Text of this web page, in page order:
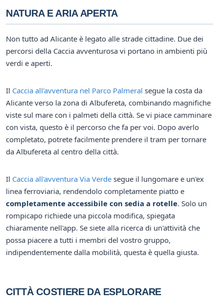
NATURA E ARIA APERTA
Non tutto ad Alicante è legato alle strade cittadine. Due dei
percorsi della Caccia avventurosa vi portano in ambienti più
verdi e aperti.
Il Caccia all'avventura nel Parco Palmeral segue la costa da
Alicante verso la zona di Albufereta, combinando magnifiche
viste sul mare con i palmeti della città. Se vi piace camminare
con vista, questo è il percorso che fa per voi. Dopo averlo
completato, potrete facilmente prendere il tram per tornare
da Albufereta al centro della città.
Il Caccia all'avventura Via Verde segue il lungomare e un'ex
linea ferroviaria, rendendolo completamente piatto e
completamente accessibile con sedia a rotelle. Solo un
rompicapo richiede una piccola modifica, spiegata
chiaramente nell'app. Se siete alla ricerca di un'attività che
possa piacere a tutti i membri del vostro gruppo,
indipendentemente dalla mobilità, questa è quella giusta.
CITTÀ COSTIERE DA ESPLORARE